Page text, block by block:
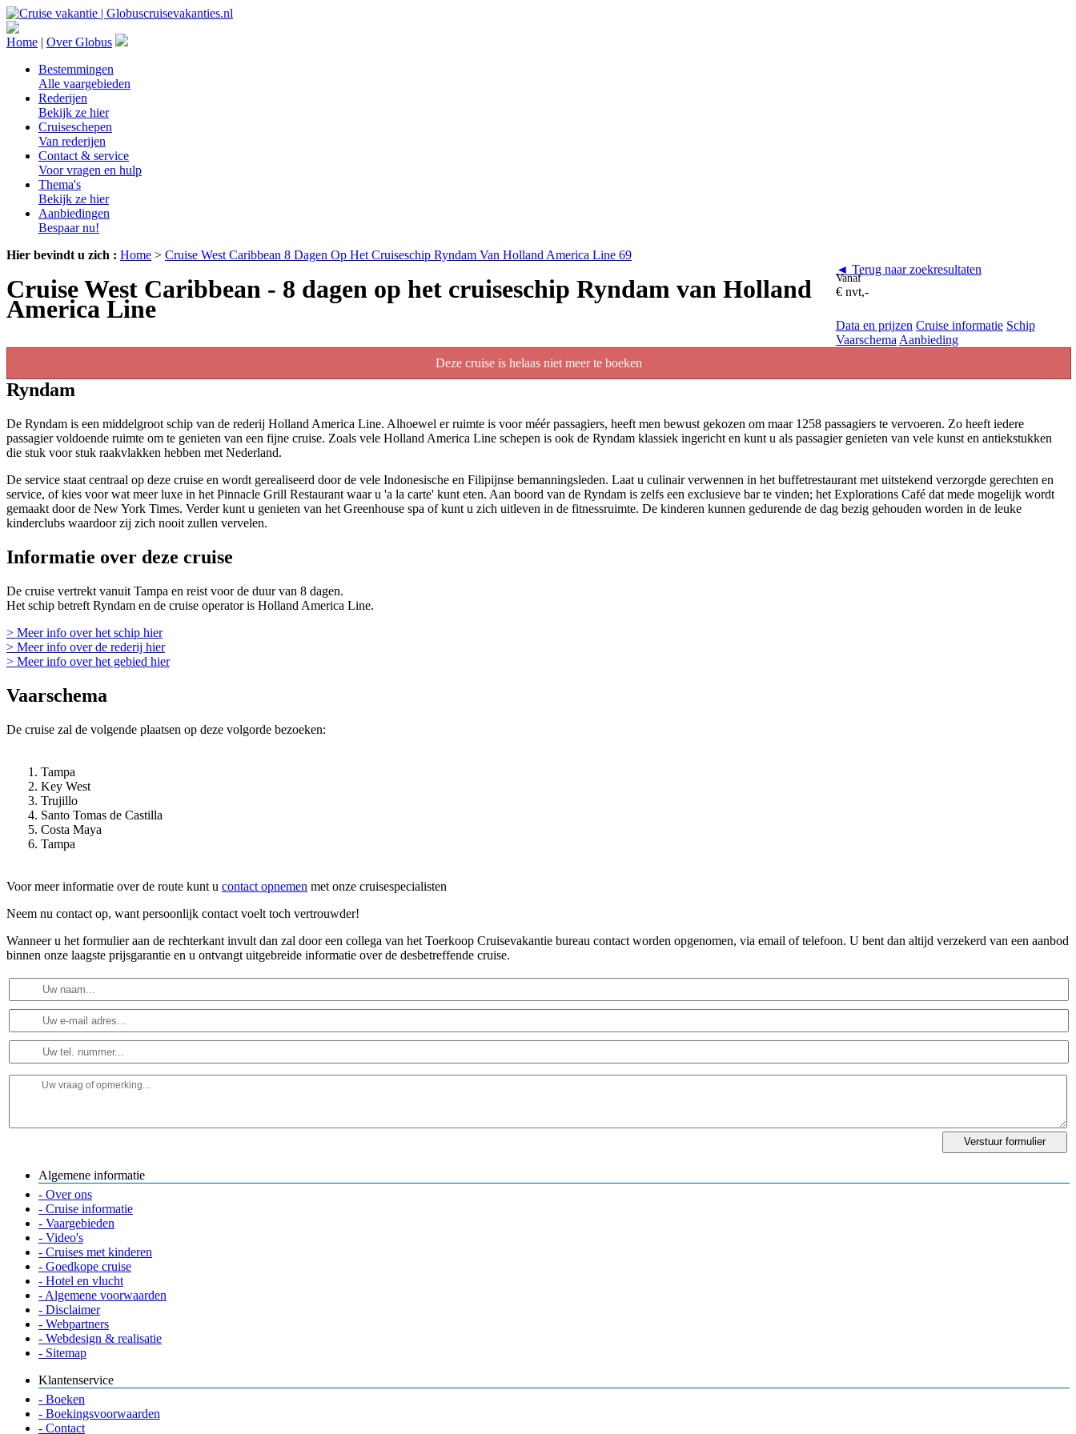
Home | Over Globus
Bestemmingen
Alle vaargebieden
Rederijen
Bekijk ze hier
Cruiseschepen
Van rederijen
Contact & service
Voor vragen en hulp
Thema's
Bekijk ze hier
Aanbiedingen
Bespaar nu!
Hier bevindt u zich : Home > Cruise West Caribbean 8 Dagen Op Het Cruiseschip Ryndam Van Holland America Line 69
◄ Terug naar zoekresultaten
Cruise West Caribbean - 8 dagen op het cruiseschip Ryndam van Holland
America Line
Vanaf
€ nvt,-
Data en prijzen Cruise informatie Schip
Vaarschema Aanbieding
Deze cruise is helaas niet meer te boeken
Ryndam
De Ryndam is een middelgroot schip van de rederij Holland America Line. Alhoewel er ruimte is voor méér passagiers, heeft men bewust gekozen om maar 1258 passagiers te vervoeren. Zo heeft iedere
passagier voldoende ruimte om te genieten van een fijne cruise. Zoals vele Holland America Line schepen is ook de Ryndam klassiek ingericht en kunt u als passagier genieten van vele kunst en antiekstukken
die stuk voor stuk raakvlakken hebben met Nederland.
De service staat centraal op deze cruise en wordt gerealiseerd door de vele Indonesische en Filipijnse bemanningsleden. Laat u culinair verwennen in het buffetrestaurant met uitstekend verzorgde gerechten en
service, of kies voor wat meer luxe in het Pinnacle Grill Restaurant waar u 'a la carte' kunt eten. Aan boord van de Ryndam is zelfs een exclusieve bar te vinden; het Explorations Café dat mede mogelijk wordt
gemaakt door de New York Times. Verder kunt u genieten van het Greenhouse spa of kunt u zich uitleven in de fitnessruimte. De kinderen kunnen gedurende de dag bezig gehouden worden in de leuke
kinderclubs waardoor zij zich nooit zullen vervelen.
Informatie over deze cruise
De cruise vertrekt vanuit Tampa en reist voor de duur van 8 dagen.
Het schip betreft Ryndam en de cruise operator is Holland America Line.
> Meer info over het schip hier
> Meer info over de rederij hier
> Meer info over het gebied hier
Vaarschema
De cruise zal de volgende plaatsen op deze volgorde bezoeken:
Tampa
Key West
Trujillo
Santo Tomas de Castilla
Costa Maya
Tampa
Voor meer informatie over de route kunt u contact opnemen met onze cruisespecialisten
Neem nu contact op, want persoonlijk contact voelt toch vertrouwder!
Wanneer u het formulier aan de rechterkant invult dan zal door een collega van het Toerkoop Cruisevakantie bureau contact worden opgenomen, via email of telefoon. U bent dan altijd verzekerd van een aanbod
binnen onze laagste prijsgarantie en u ontvangt uitgebreide informatie over de desbetreffende cruise.
Algemene informatie
- Over ons
- Cruise informatie
- Vaargebieden
- Video's
- Cruises met kinderen
- Goedkope cruise
- Hotel en vlucht
- Algemene voorwaarden
- Disclaimer
- Webpartners
- Webdesign & realisatie
- Sitemap
Klantenservice
- Boeken
- Boekingsvoorwaarden
- Contact